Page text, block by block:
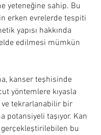
yeteneğine sahip. Bu
erken evrelerde tespiti
yapısı hakkında
edilmesi mümkün
kanser teşhisinde
yöntemlere kıyasla
ve tekrarlanabilir bir
potansiyeli taşıyor. Kan
gerçekleştirilebilen bu